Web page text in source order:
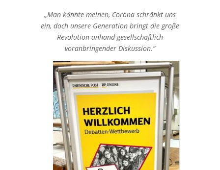
„Man könnte meinen, Corona schränkt uns
ein, doch unsere Generation bringt die große
Revolution anhand gesellschaftlich
voranbringender Diskussion.“